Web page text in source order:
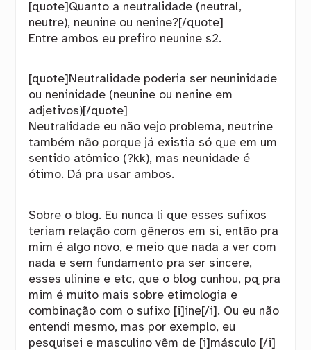
[quote]Quanto a neutralidade (neutral,
neutre), neunine ou nenine?[/quote]
Entre ambos eu prefiro neunine s2.
[quote]Neutralidade poderia ser neuninidade
ou neninidade (neunine ou nenine em
adjetivos)[/quote]
Neutralidade eu não vejo problema, neutrine
também não porque já existia só que em um
sentido atômico (?kk), mas neunidade é
ótimo. Dá pra usar ambos.
Sobre o blog. Eu nunca li que esses sufixos
teriam relação com gêneros em si, então pra
mim é algo novo, e meio que nada a ver com
nada e sem fundamento pra ser sincere,
esses ulinine e etc, que o blog cunhou, pq pra
mim é muito mais sobre etimologia e
combinação com o sufixo [i]ine[/i]. Ou eu não
entendi mesmo, mas por exemplo, eu
pesquisei e masculino vêm de [i]másculo [/i]